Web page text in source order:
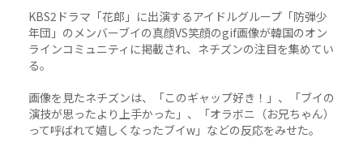
KBS2ドラマ「花郎」に出演するアイドルグループ「防弾少
年団」のメンバーブイの真顔VS笑顔のgif画像が韓国のオン
ラインコミュニティに掲載され、ネチズンの注目を集めてい
る。
画像を見たネチズンは、「このギャップ好き！」、「ブイの
演技が思ったより上手かった」、「オラボニ（お兄ちゃん）
って呼ばれて嬉しくなったブイw」などの反応をみせた。